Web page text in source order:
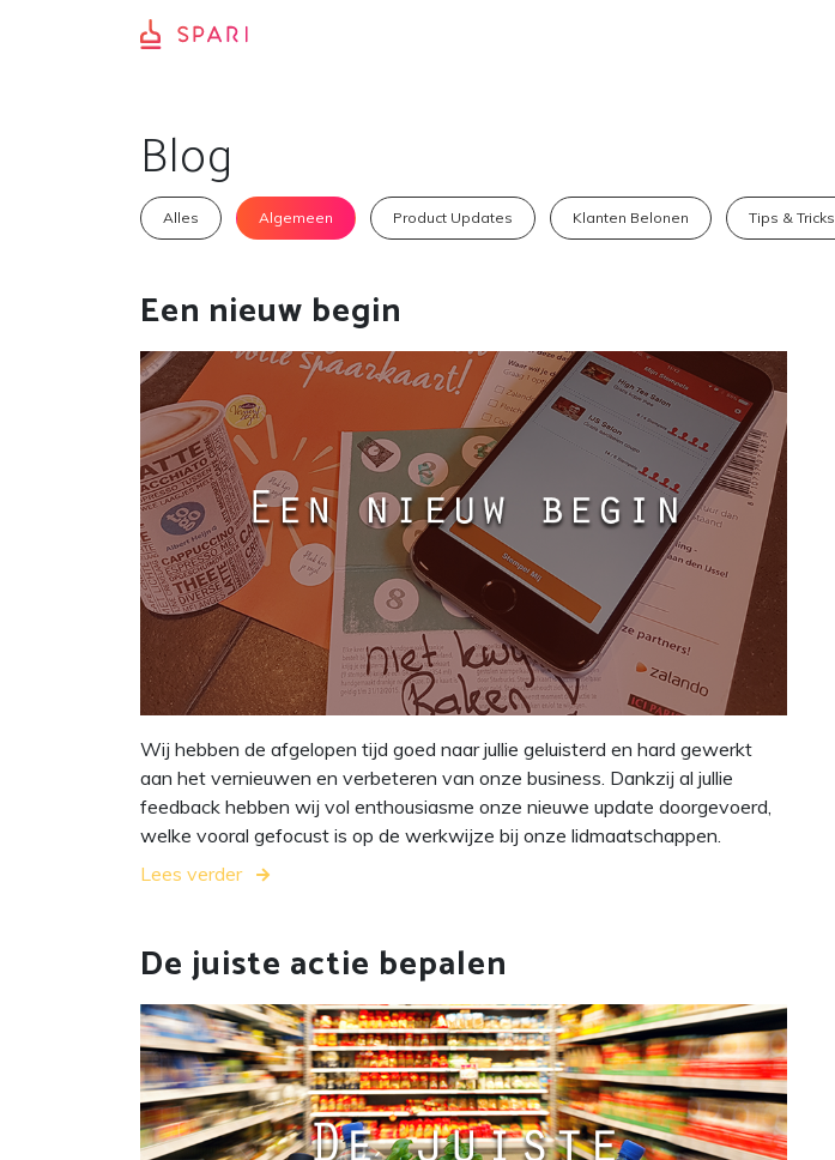
Blog
Alles Algemeen Product Updates Klanten Belonen Tips & Tricks
Een nieuw begin
Wij hebben de afgelopen tijd goed naar jullie geluisterd en hard gewerkt
aan het vernieuwen en verbeteren van onze business. Dankzij al jullie
feedback hebben wij vol enthousiasme onze nieuwe update doorgevoerd,
welke vooral gefocust is op de werkwijze bij onze lidmaatschappen.
Lees verder
De juiste actie bepalen